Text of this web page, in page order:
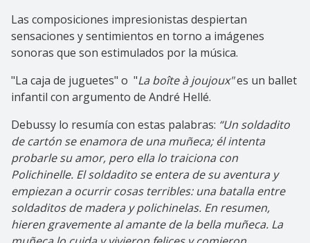
Las composiciones impresionistas despiertan
sensaciones y sentimientos en torno a imágenes
sonoras que son estimulados por la música.
"La caja de juguetes" o "La boîte à joujoux"es un ballet
infantil con argumento de André Hellé.
Debussy lo resumía con estas palabras: “Un soldadito
de cartón se enamora de una muñeca; él intenta
probarle su amor, pero ella lo traiciona con
Polichinelle. El soldadito se entera de su aventura y
empiezan a ocurrir cosas terribles: una batalla entre
soldaditos de madera y polichinelas. En resumen,
hieren gravemente al amante de la bella muñeca. La